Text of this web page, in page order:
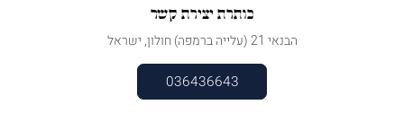
כותרת יצירת קשר
הבנאי 21 (עלייה ברמפה) חולון, ישראל
036436643